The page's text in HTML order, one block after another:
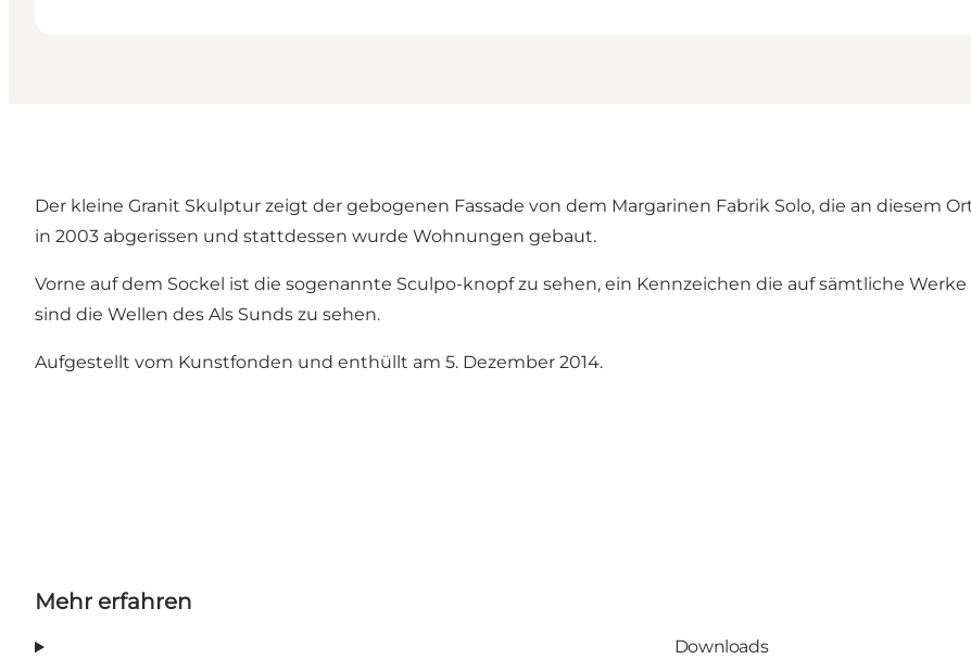
Der kleine Granit Skulptur zeigt der gebogenen Fassade von dem Margarinen Fabrik Solo, die an diesem
in 2003 abgerissen und stattdessen wurde Wohnungen gebaut.
Vorne auf dem Sockel ist die sogenannte Sculpo-knopf zu sehen, ein Kennzeichen die auf sämtliche
sind die Wellen des Als Sunds zu sehen.
Aufgestellt vom Kunstfonden und enthüllt am 5. Dezember 2014.
Mehr erfahren
Downloads